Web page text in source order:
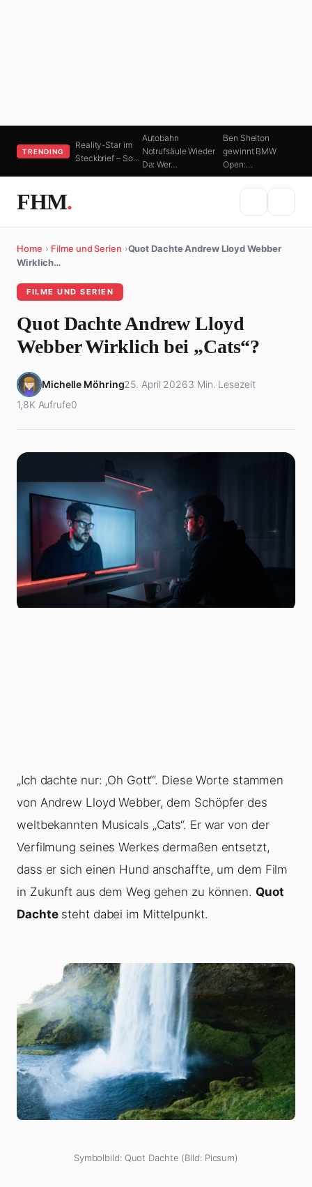
TRENDING
Reality-Star im
Steckbrief – So…
Autobahn
Notrufsäule Wieder
Da: Wer…
Ben Shelton
gewinnt BMW
Open:…
FHM.
Home › Filme und Serien ›Quot Dachte Andrew Lloyd Webber
Wirklich…
FILME UND SERIEN
Quot Dachte Andrew Lloyd
Webber Wirklich bei „Cats“?
Michelle Möhring25. April 20263 Min. Lesezeit
1,8K Aufrufe0
„Ich dachte nur: ‚Oh Gott‘“. Diese Worte stammen
von Andrew Lloyd Webber, dem Schöpfer des
weltbekannten Musicals „Cats“. Er war von der
Verfilmung seines Werkes dermaßen entsetzt,
dass er sich einen Hund anschaffte, um dem Film
in Zukunft aus dem Weg gehen zu können. Quot
Dachtesteht dabei im Mittelpunkt.
Symbolbild: Quot Dachte (Bild: Picsum)